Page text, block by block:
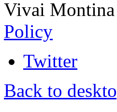
Vivai Montina
Policy
Twitter
Back to